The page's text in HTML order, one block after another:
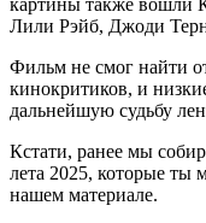
Лили Рэйб, Джоди
Фильм не смог найти
кинокритиков, и
дальнейшую судьбу
Кстати, ранее мы
лета 2025, которые ты
нашем материале.